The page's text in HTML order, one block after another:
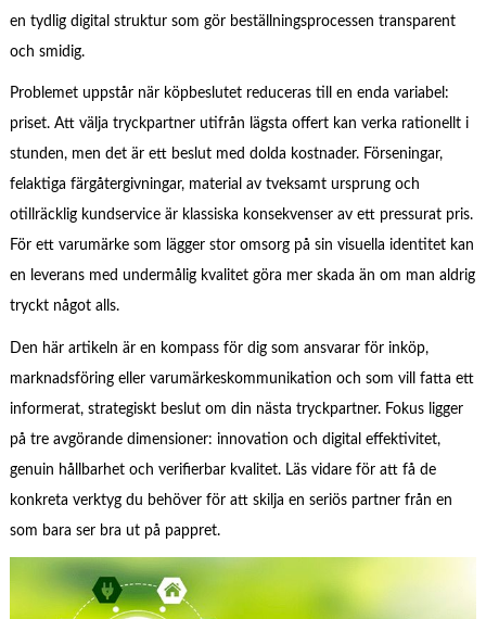
en tydlig digital struktur som gör beställningsprocessen transparent
och smidig.
Problemet uppstår när köpbeslutet reduceras till en enda variabel:
priset. Att välja tryckpartner utifrån lägsta offert kan verka rationellt i
stunden, men det är ett beslut med dolda kostnader. Förseningar,
felaktiga färgåtergivningar, material av tveksamt ursprung och
otillräcklig kundservice är klassiska konsekvenser av ett pressurat pris.
För ett varumärke som lägger stor omsorg på sin visuella identitet kan
en leverans med undermålig kvalitet göra mer skada än om man aldrig
tryckt något alls.
Den här artikeln är en kompass för dig som ansvarar för inköp,
marknadsföring eller varumärkeskommunikation och som vill fatta ett
informerat, strategiskt beslut om din nästa tryckpartner. Fokus ligger
på tre avgörande dimensioner: innovation och digital effektivitet,
genuin hållbarhet och verifierbar kvalitet. Läs vidare för att få de
konkreta verktyg du behöver för att skilja en seriös partner från en
som bara ser bra ut på pappret.